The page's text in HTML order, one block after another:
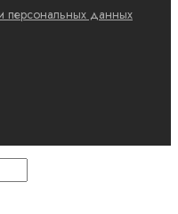
персональных данных